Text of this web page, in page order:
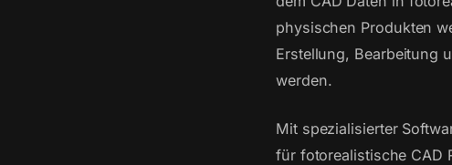
physischen Produkten
Erstellung, Bearbeitung
werden.
Mit spezialisierter
für fotorealistische CAD